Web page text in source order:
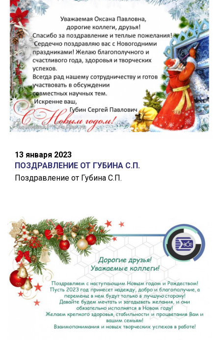
13 января 2023
ПОЗДРАВЛЕНИЕ ОТ ГУБИНА С.П.
Поздравление от Губина С.П.